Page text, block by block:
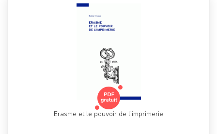
Erasme et le pouvoir de l’imprimerie